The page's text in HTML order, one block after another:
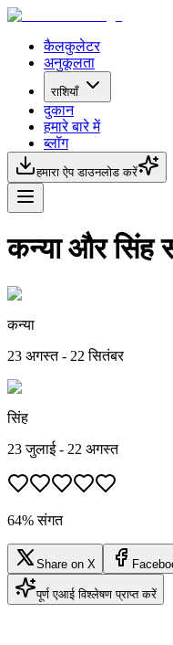
कैलकुलेटर
अनुकूलता
राशियाँ
दुकान
हमारे बारे में
ब्लॉग
हमारा ऐप डाउनलोड करें
कन्या और सिंह
कन्या
23 अगस्त - 22 सितंबर
सिंह
23 जुलाई - 22 अगस्त
64% संगत
Share on X
पूर्ण एआई विश्लेषण प्राप्त करें